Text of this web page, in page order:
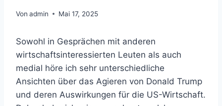
Von admin Mai 17, 2025
Sowohl in Gesprächen mit anderen
wirtschaftsinteressierten Leuten als auch
medial höre ich sehr unterschiedliche
Ansichten über das Agieren von Donald Trump
und deren Auswirkungen für die US-Wirtschaft.